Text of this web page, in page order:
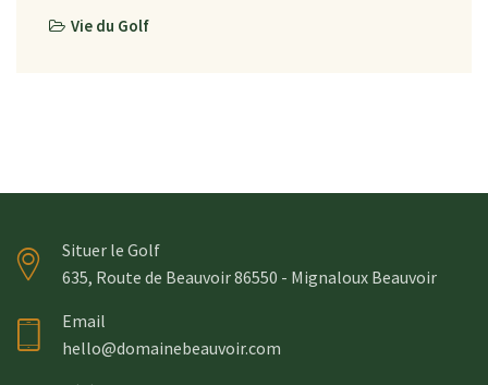
Vie du Golf
Situer le Golf
635, Route de Beauvoir 86550 - Mignaloux Beauvoir
Email
hello@domainebeauvoir.com